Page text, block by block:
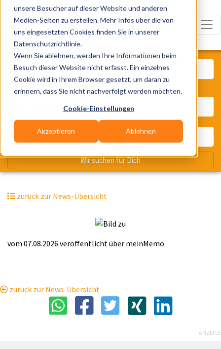
unsere Besucher auf dieser Website und anderen
Medien-Seiten zu erstellen. Mehr Infos über die von
uns eingesetzten Cookies finden Sie in unserer
Datenschutzrichtlinie.
Wenn Sie ablehnen, werden Ihre Informationen beim
Besuch dieser Website nicht erfasst. Ein einzelnes
Cookie wird in Ihrem Browser gesetzt, um daran zu
erinnern, dass Sie nicht nachverfolgt werden möchten.
Cookie-Einstellungen
Akzeptieren Ablehnen
zurück zur News-Übersicht
vom 07.08.2026 veröffentlicht über meinMemo
zurück zur News-Übersicht
Was? Künstler, Zelte, Bands,
Wo? Stadt, PLZ, Ort
Wir suchen für Dich
ANZEIGE